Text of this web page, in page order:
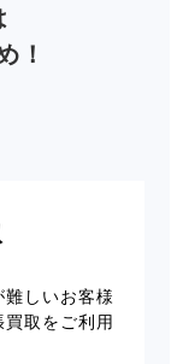
！
しいお客様
取をご利用